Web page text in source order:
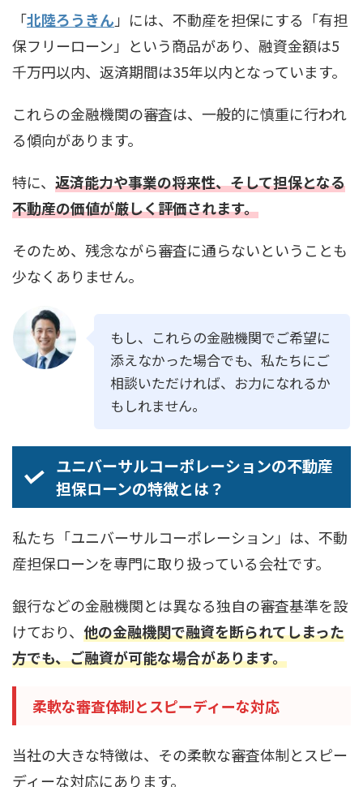
「北陸ろうきん」には、不動産を担保にする「有担
保フリーローン」という商品があり、融資金額は5
千万円以内、返済期間は35年以内となっています。
これらの金融機関の審査は、一般的に慎重に行われ
る傾向があります。
特に、 返済能力や事業の将来性、そして担保となる
不動産の価値が厳しく評価されます。
そのため、残念ながら審査に通らないということも
少なくありません。
もし、これらの金融機関でご希望に
添えなかった場合でも、私たちにご
相談いただければ、お力になれるか
もしれません。
ユニバーサルコーポレーションの不動産
担保ローンの特徴とは？
私たち「ユニバーサルコーポレーション」は、不動
産担保ローンを専門に取り扱っている会社です。
銀行などの金融機関とは異なる独自の審査基準を設
けており、 他の金融機関で融資を断られてしまった
方でも、ご融資が可能な場合があります。
柔軟な審査体制とスピーディーな対応
当社の大きな特徴は、その柔軟な審査体制とスピー
ディーな対応にあります。